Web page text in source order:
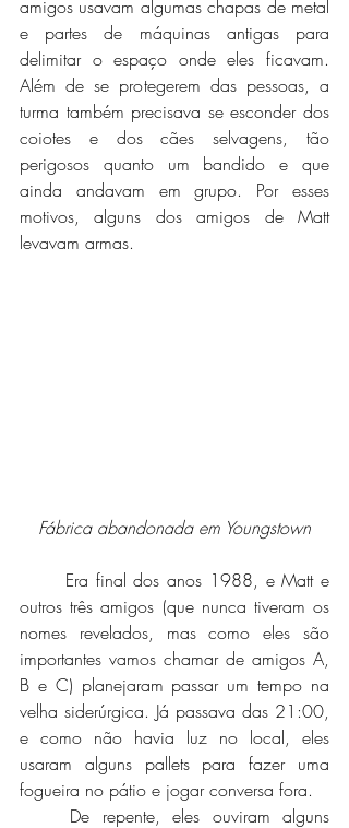
amigos usavam algumas chapas de metal
e partes de máquinas antigas para
delimitar o espaço onde eles ficavam.
Além de se protegerem das pessoas, a
turma também precisava se esconder dos
coiotes e dos cães selvagens, tão
perigosos quanto um bandido e que
ainda andavam em grupo. Por esses
motivos, alguns dos amigos de Matt
levavam armas.
Fábrica abandonada em Youngstown
outros três amigos (que nunca tiveram os
nomes revelados, mas como eles são
importantes vamos chamar de amigos A,
B e C) planejaram passar um tempo na
velha siderúrgica. Já passava das 21:00,
e como não havia luz no local, eles
usaram alguns pallets para fazer uma
fogueira no pátio e jogar conversa fora.